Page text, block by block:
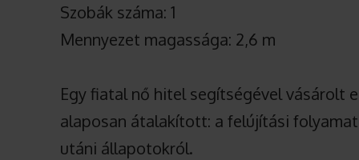
Szobák száma: 1
Mennyezet magassága: 2,6 m
Egy fiatal nő hitel segítségével vásárolt
alaposan átalakított: a felújítási
utáni állapotokról.